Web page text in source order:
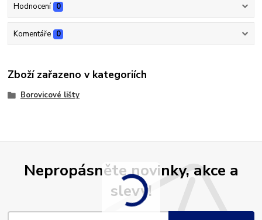
Hodnocení 0
Komentáře 0
Zboží zařazeno v kategoriích
Borovicové lišty
Nepropásněte novinky, akce a
slevy!